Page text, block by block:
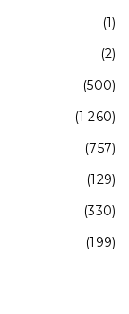
(1)
(2)
(500)
(1 260)
(757)
(129)
(330)
(199)